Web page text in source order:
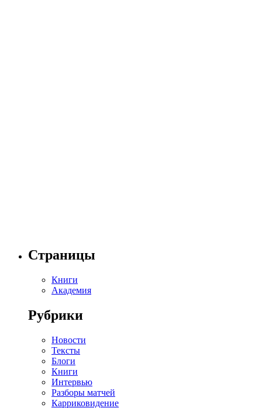
Страницы
Книги
Академия
Рубрики
Новости
Тексты
Блоги
Книги
Интервью
Разборы матчей
Карриковидение